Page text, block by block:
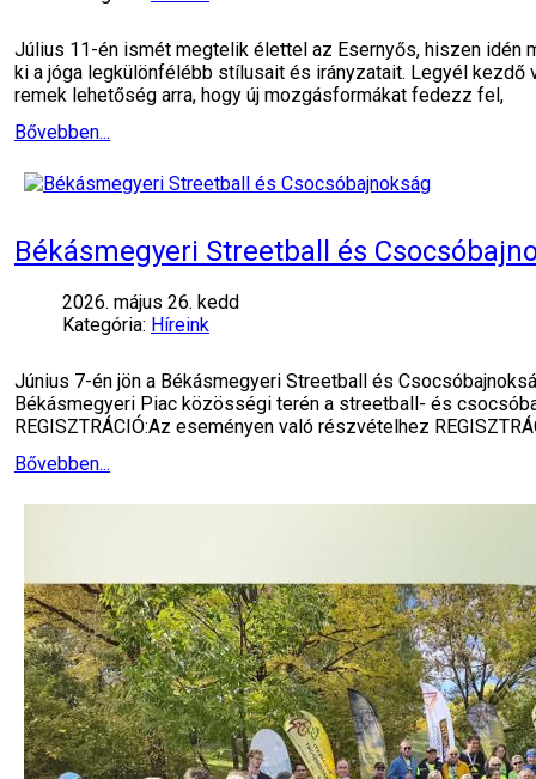
Július 11-én ismét megtelik élettel az Esernyős, hiszen idén
ki a jóga legkülönfélébb stílusait és irányzatait. Legyél
remek lehetőség arra, hogy új mozgásformákat fedezz fel,
Bővebben...
Békásmegyeri Streetball és
2026. május 26. kedd
Kategória: Híreink
Június 7-én jön a Békásmegyeri Streetball és
Békásmegyeri Piac közösségi terén a streetball- és
REGISZTRÁCIÓ:Az eseményen való részvételhez
Bővebben...